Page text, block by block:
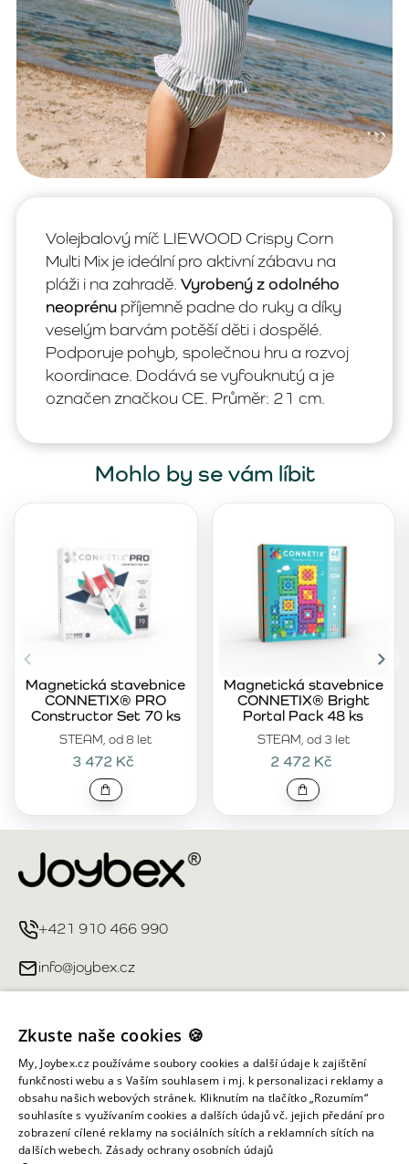
Volejbalový míč LIEWOOD Crispy Corn
Multi Mix je ideální pro aktivní zábavu na
pláži i na zahradě. Vyrobený z odolného
neoprénu příjemně padne do ruky a díky
veselým barvám potěší děti i dospělé.
Podporuje pohyb, společnou hru a rozvoj
koordinace. Dodává se vyfouknutý a je
označen značkou CE. Průměr: 21 cm.
Mohlo by se vám líbit
STEAM, od 8 let
Magnetická stavebnice
CONNETIX® PRO
Constructor Set 70 ks
3 472 Kč
STEAM, od 3 let
Magnetická stavebnice
CONNETIX® Bright
Portal Pack 48 ks
2 472 Kč
+421 910 466 990
info@joybex.cz
Můj účet
Informace obchodu
Zkuste naše cookies 🍪
My, Joybex.cz používáme soubory cookies a další údaje k zajištění
funkčnosti webu a s Vaším souhlasem i mj. k personalizaci reklamy a
obsahu našich webových stránek. Kliknutím na tlačítko „Rozumím“
souhlasíte s využívaním cookies a dalších údajů vč. jejich předání pro
zobrazení cílené reklamy na sociálních sítích a reklamních sítích na
dalších webech. Zásady ochrany osobních údajů